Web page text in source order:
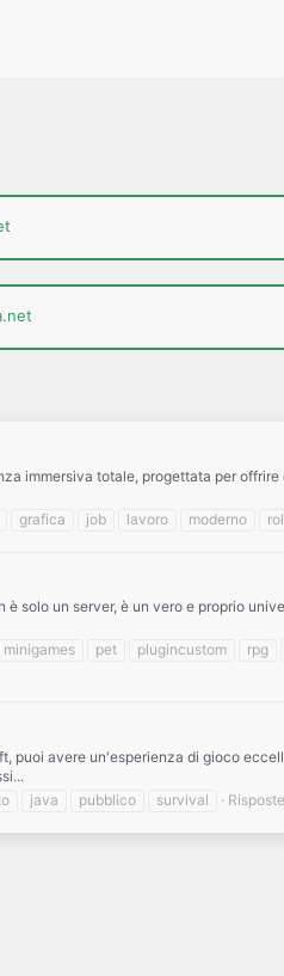
immersiva totale, progettata per
grafica job lavoro moderno
solo un server, è un vero e proprio
minigames pet plugincustom rpg
puoi avere un'esperienza di gioco
java pubblico survival